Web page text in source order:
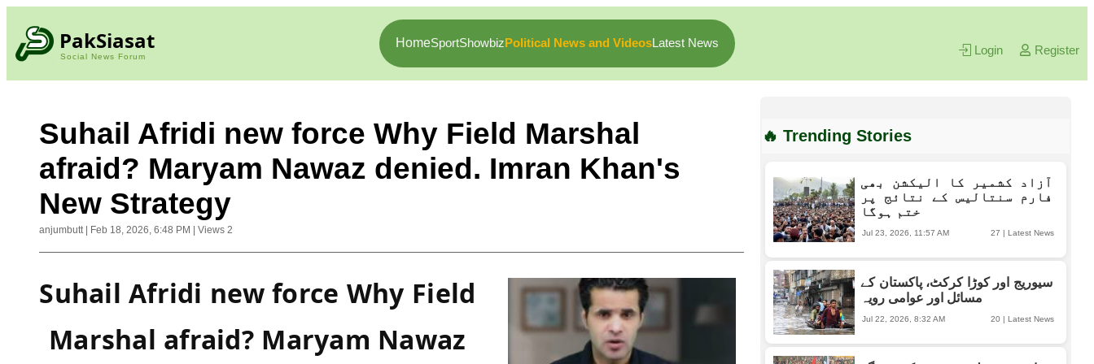
PakSiasat
Social News Forum
HomeSportShowbizPolitical News and VideosLatest News
Login Register
Suhail Afridi new force Why Field Marshal
afraid? Maryam Nawaz denied. Imran Khan's
New Strategy
anjumbutt| Feb 18, 2026, 6:48 PM Views 2
Suhail Afridi new force Why Field
Marshal afraid? Maryam Nawaz
🔥 Trending Stories
آزاد کشمیر کا الیکشن بھی
فارم سنتالیس کے نتائج پر
ختم ہوگا
27 | Latest News
Jul 23, 2026, 11:57 AM
سیوریج اور کوڑا کرکٹ، پاکستان کے
مسائل اور عوامی رویہ
20 | Latest News
Jul 22, 2026, 8:32 AM